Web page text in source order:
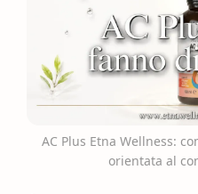
AC Plus Etna Wellness:
orientata al